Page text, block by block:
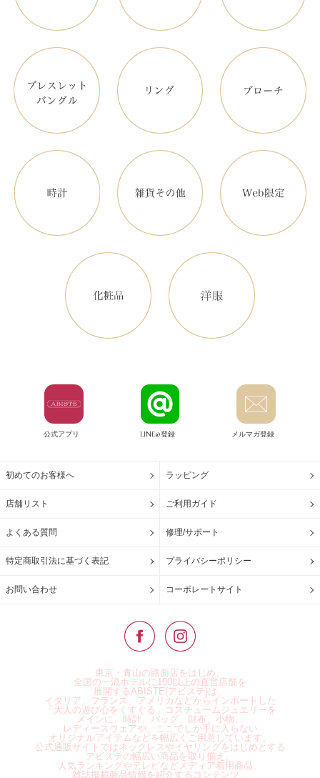
公式アプリ LINE@登録 メルマガ登録
初めてのお客様へ ラッピング
店舗リスト ご利用ガイド
よくある質問 修理/サポート
特定商取引法に基づく表記 プライバシーポリシー
お問い合わせ コーポレートサイト
東京・青山の路面店をはじめ、
全国の一流ホテルに100以上の直営店舗を
展開するABISTE(アビステ)は、
イタリア、フランス、アメリカなどからインポートした
「大人の遊び心をくすぐる」コスチュームジュエリーを
メインに、時計、バッグ、財布、小物、
レディースウェアや、ここでしか手に入らない
オリジナルアイテムなどを幅広くご用意しています。
公式通販サイトではネックレスやイヤリングをはじめとする
アビステの幅広い商品を取り揃え、
人気ランキングやテレビなどメディア着用商品、
雑誌掲載商品情報を紹介するコンテンツ、